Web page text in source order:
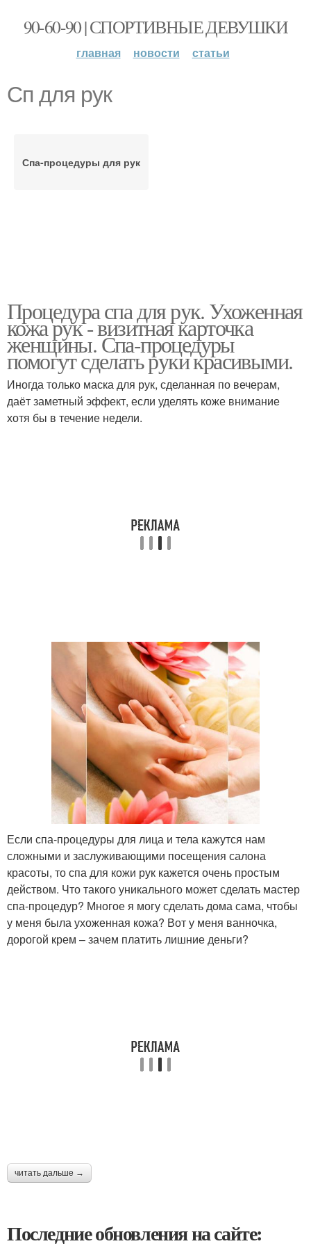
90-60-90 | СПОРТИВНЫЕ ДЕВУШКИ
главная новости статьи
Сп для рук
Спа-процедуры для рук
Процедура спа для рук. Ухоженная
кожа рук - визитная карточка
женщины. Спа-процедуры
помогут сделать руки красивыми.
Иногда только маска для рук, сделанная по вечерам,
даёт заметный эффект, если уделять коже внимание
хотя бы в течение недели.
Если спа-процедуры для лица и тела кажутся нам
сложными и заслуживающими посещения салона
красоты, то спа для кожи рук кажется очень простым
действом. Что такого уникального может сделать мастер
спа-процедур? Многое я могу сделать дома сама, чтобы
у меня была ухоженная кожа? Вот у меня ванночка,
дорогой крем – зачем платить лишние деньги?
читать дальше →
Последние обновления на сайте: